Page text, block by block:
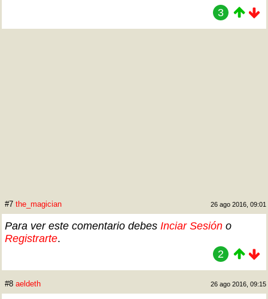
3
#7 the_magician 26 ago 2016, 09:01
Para ver este comentario debes Inciar Sesión o
Registrarte.
2
#8 aeldeth 26 ago 2016, 09:15